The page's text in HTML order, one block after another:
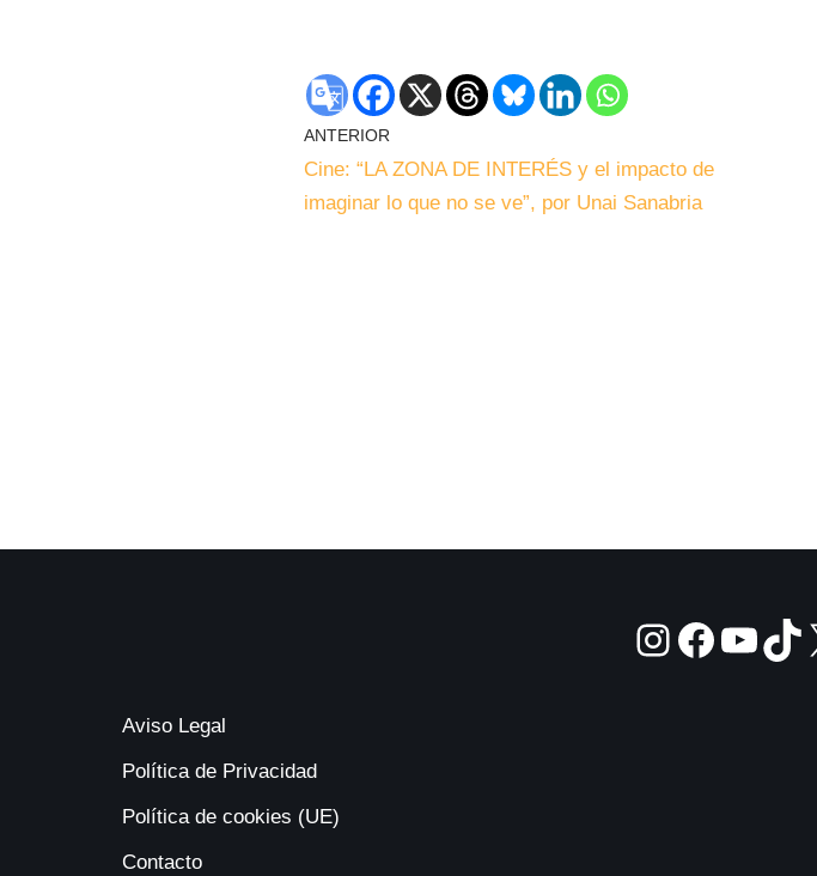
ANTERIOR
Cine: “LA ZONA DE INTERÉS y el impacto de
imaginar lo que no se ve”, por Unai Sanabria
Aviso Legal
Política de Privacidad
Política de cookies (UE)
Contacto